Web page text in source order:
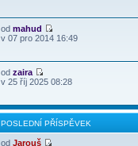
odmahud
v 07 pro 2014 16:49
odzaira
v 25 říj 2025 08:28
POSLEDNÍ PŘÍSPĚVEK
odJarouš